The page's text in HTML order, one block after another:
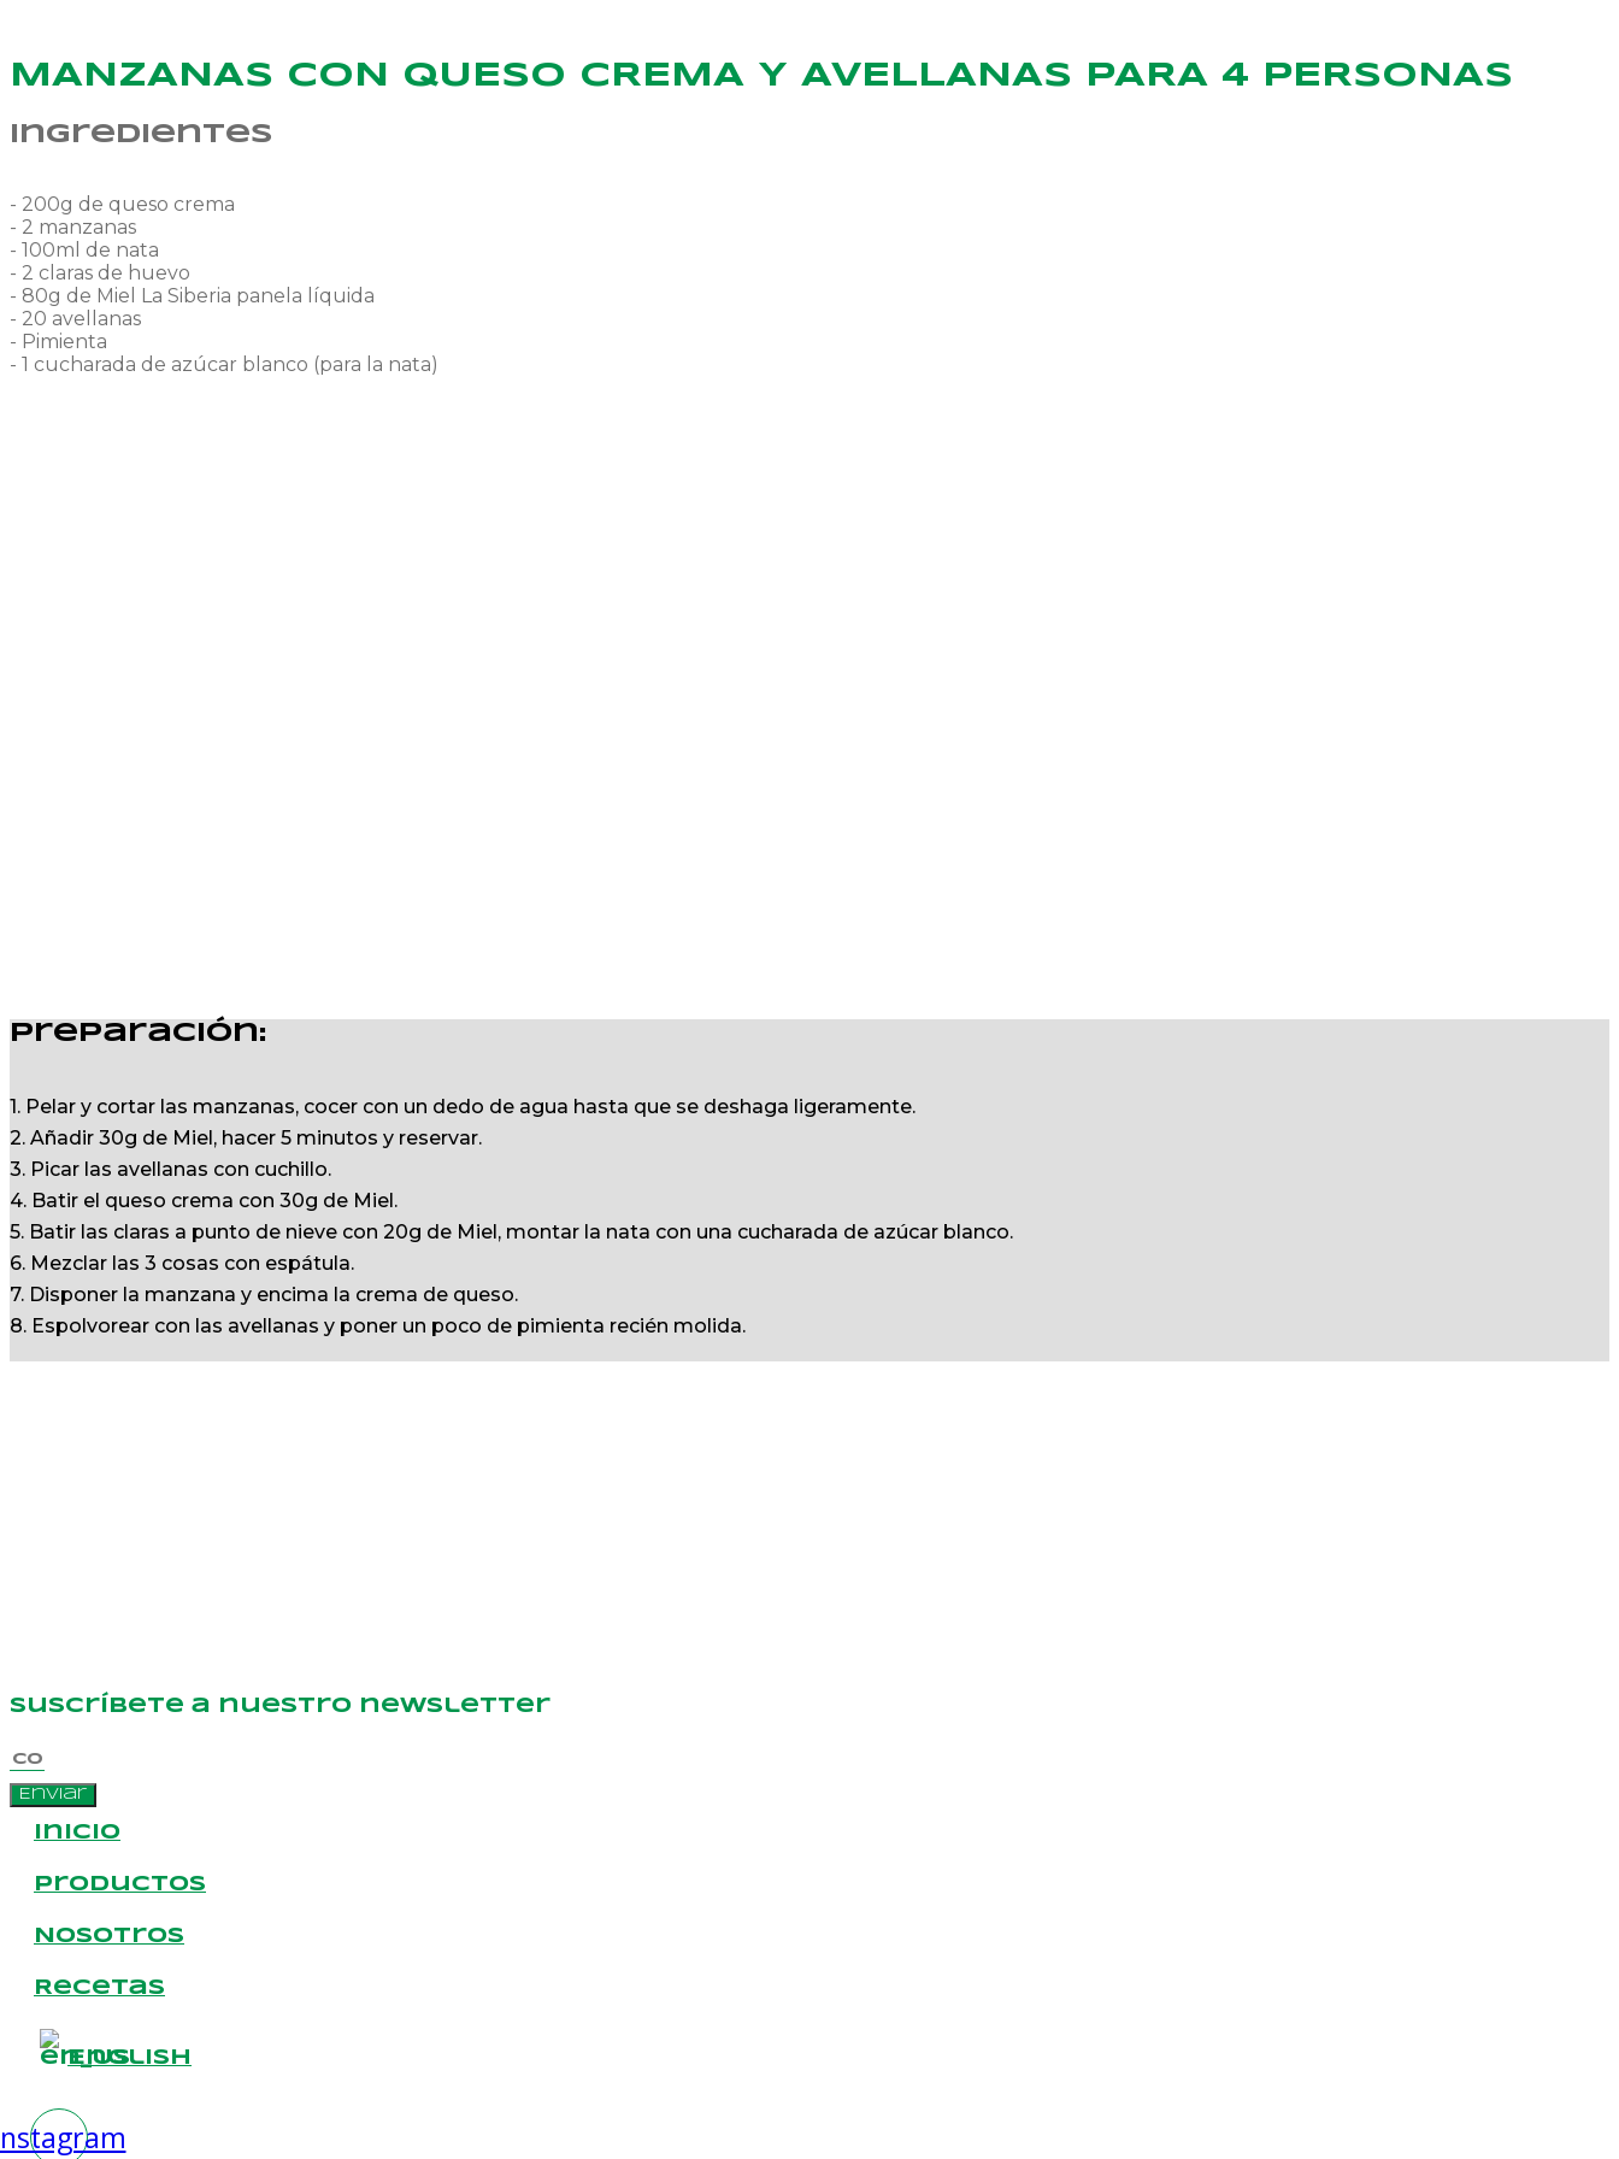
MANZANAS CON QUESO CREMA Y AVELLANAS PARA 4 PERSONAS
Ingredientes
- 200g de queso crema
- 2 manzanas
- 100ml de nata
- 2 claras de huevo
- 80g de Miel La Siberia panela líquida
- 20 avellanas
- Pimienta
- 1 cucharada de azúcar blanco (para la nata)
Preparación:
1. Pelar y cortar las manzanas, cocer con un dedo de agua hasta que se deshaga ligeramente.
2. Añadir 30g de Miel, hacer 5 minutos y reservar.
3. Picar las avellanas con cuchillo.
4. Batir el queso crema con 30g de Miel.
5. Batir las claras a punto de nieve con 20g de Miel, montar la nata con una cucharada de azúcar blanco.
6. Mezclar las 3 cosas con espátula.
7. Disponer la manzana y encima la crema de queso.
8. Espolvorear con las avellanas y poner un poco de pimienta recién molida.
Suscríbete a nuestro newsletter
Enviar
Inicio
Productos
Nosotros
Recetas
English